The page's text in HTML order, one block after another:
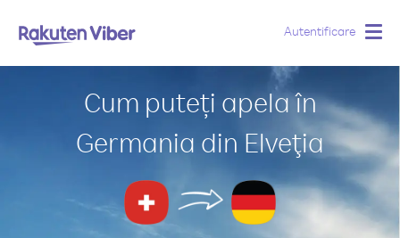
Autentificare
Cum puteți apela în
Germania din Elveţia